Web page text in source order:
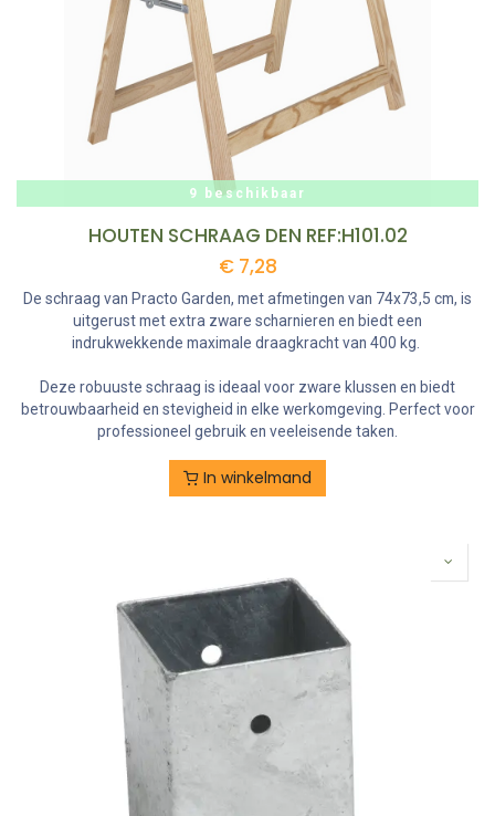
9 beschikbaar
HOUTEN SCHRAAG DEN REF:H101.02
€ 7,28
De schraag van Practo Garden, met afmetingen van 74x73,5 cm, is
uitgerust met extra zware scharnieren en biedt een
indrukwekkende maximale draagkracht van 400 kg.
Deze robuuste schraag is ideaal voor zware klussen en biedt
betrouwbaarheid en stevigheid in elke werkomgeving. Perfect voor
professioneel gebruik en veeleisende taken.
In winkelmand